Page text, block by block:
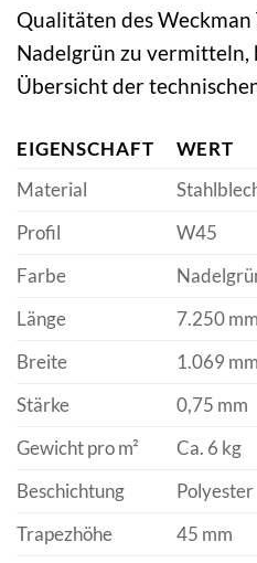
Qualitäten des
Nadelgrün zu
Übersicht der
EIGENSCHAFT
WERT
Material
Profil
W45
Farbe
Länge
7.250 mm
Breite
1.069 mm
Stärke
0,75 mm
Gewicht pro m²
Ca. 6 kg
Beschichtung
Polyester
Trapezhöhe
45 mm